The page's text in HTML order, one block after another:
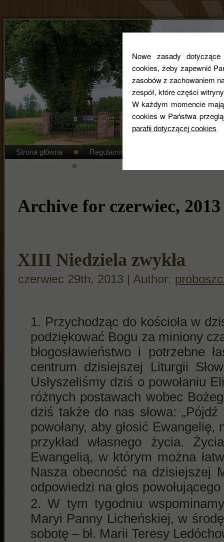
Nowe zasady
cookies, żeby zapewnić
zasobów z zachowaniem
zespół, które części
W każdym momencie
cookies w Państwa
parafii dotyczącej cookies
Strona główna Regulamin cmentarza
Archive for czerwiec, 2013
XIII Niedziela zwykła
czerwiec 29th, 2013 | Author:
Przychodząc do kościoła w
podziękować Bogu za miniony
błogosławieństwo i potrzebne
centrum dzisiejszej Liturgii
Usłyszeliśmy dziś o powołaniu
różnych postawach wobec
dziś także do nas słowa:
powołany, aby głosić
przykład własnego życia.
Ewangelią, w którym można
Nasza obecność na dzisiejszej
odpowiedzi na głos
W tym tygodniu
Maryi Panny Licheńskiej, w
sobotę – bł. Marii Teresy